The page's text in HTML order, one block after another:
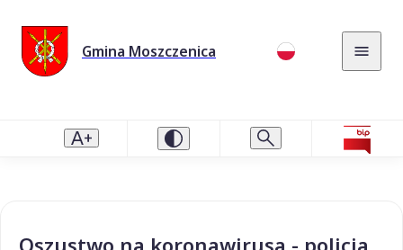
Gmina Moszczenica
Oszustwo na koronawirusa - policja